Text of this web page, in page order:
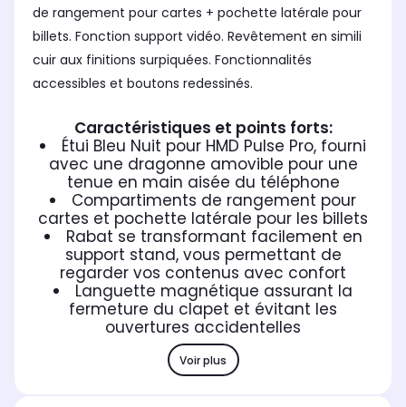
de rangement pour cartes + pochette latérale pour
billets. Fonction support vidéo. Revêtement en simili
cuir aux finitions surpiquées. Fonctionnalités
accessibles et boutons redessinés.
Caractéristiques et points forts:
Étui Bleu Nuit pour HMD Pulse Pro, fourni
avec une dragonne amovible pour une
tenue en main aisée du téléphone
Compartiments de rangement pour
cartes et pochette latérale pour les billets
Rabat se transformant facilement en
support stand, vous permettant de
regarder vos contenus avec confort
Languette magnétique assurant la
fermeture du clapet et évitant les
ouvertures accidentelles
Voir plus